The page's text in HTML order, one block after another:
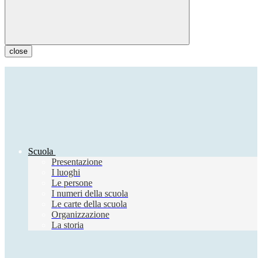
close
Scuola
Presentazione
I luoghi
Le persone
I numeri della scuola
Le carte della scuola
Organizzazione
La storia